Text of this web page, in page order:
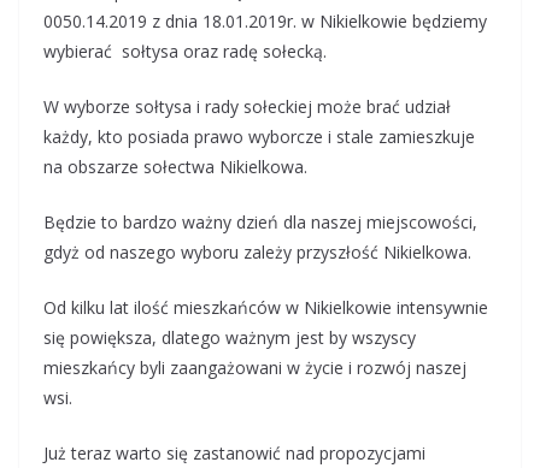
b
o
o
k
s
A
p
p
gr
a
m
e
0050.14.2019 z dnia 18.01.2019r. w Nikielkowie będziemy
wybierać sołtysa oraz radę sołecką.
W wyborze sołtysa i rady sołeckiej może brać udział
każdy, kto posiada prawo wyborcze i stale zamieszkuje
na obszarze sołectwa Nikielkowa.
Będzie to bardzo ważny dzień dla naszej miejscowości,
gdyż od naszego wyboru zależy przyszłość Nikielkowa.
Od kilku lat ilość mieszkańców w Nikielkowie intensywnie
się powiększa, dlatego ważnym jest by wszyscy
mieszkańcy byli zaangażowani w życie i rozwój naszej
wsi.
Już teraz warto się zastanowić nad propozycjami